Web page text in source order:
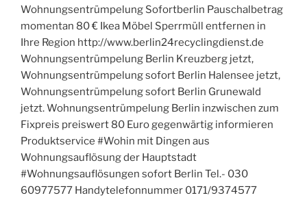
Wohnungsentrümpelung Sofortberlin Pauschalbetrag
momentan 80 € Ikea Möbel Sperrmüll entfernen in
Ihre Region http://www.berlin24recyclingdienst.de
Wohnungsentrümpelung Berlin Kreuzberg jetzt,
Wohnungsentrümpelung sofort Berlin Halensee jetzt,
Wohnungsentrümpelung sofort Berlin Grunewald
jetzt. Wohnungsentrümpelung Berlin inzwischen zum
Fixpreis preiswert 80 Euro gegenwärtig informieren
Produktservice #Wohin mit Dingen aus
Wohnungsauflösung der Hauptstadt
#Wohnungsauflösungen sofort Berlin Tel.- 030
60977577 Handytelefonnummer 0171/9374577